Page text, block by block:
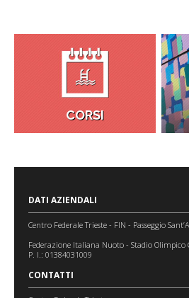
CORSI
DATI AZIENDALI
Centro Federale Trieste - FIN - Passeggio
Federazione Italiana Nuoto - Stadio Olimpico
P. I.: 01384031009
CONTATTI